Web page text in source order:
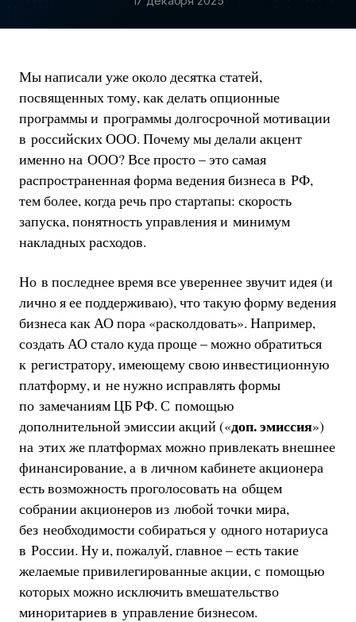
Мы написали уже около десятка статей,
посвященных тому, как делать опционные
программы и программы долгосрочной мотивации
в российских ООО. Почему мы делали акцент
именно на ООО? Все просто – это самая
распространенная форма ведения бизнеса в РФ,
тем более, когда речь про стартапы: скорость
запуска, понятность управления и минимум
накладных расходов.
Но в последнее время все увереннее звучит идея (и
лично я ее поддерживаю), что такую форму ведения
бизнеса как АО пора «расколдовать». Например,
создать АО стало куда проще – можно обратиться
к регистратору, имеющему свою инвестиционную
платформу, и не нужно исправлять формы
по замечаниям ЦБ РФ. С помощью
дополнительной эмиссии акций («доп. эмиссия»)
на этих же платформах можно привлекать внешнее
финансирование, а в личном кабинете акционера
есть возможность проголосовать на общем
собрании акционеров из любой точки мира,
без необходимости собираться у одного нотариуса
в России. Ну и, пожалуй, главное – есть такие
желаемые привилегированные акции, с помощью
которых можно исключить вмешательство
миноритариев в управление бизнесом.